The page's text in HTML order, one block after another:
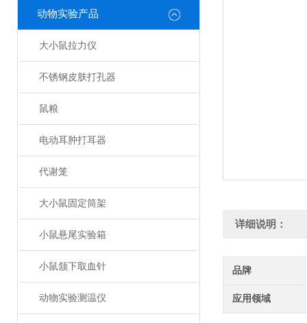
动物实验产品
大小鼠拉力仪
不锈钢皮肤打孔器
鼠粮
电动耳肿打耳器
代谢笼
大小鼠固定筒架
小鼠悬尾实验箱
小鼠颔下取血针
动物实验测温仪
详细说明：
品牌
应用领域